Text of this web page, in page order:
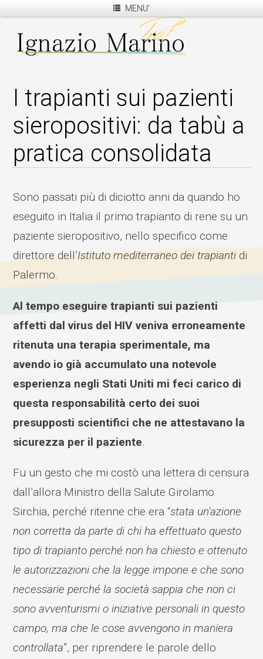
MENU'
I trapianti sui pazienti
sieropositivi: da tabù a
pratica consolidata
Sono passati più di diciotto anni da quando ho
eseguito in Italia il primo trapianto di rene su un
paziente sieropositivo, nello specifico come
direttore dell’Istituto mediterraneo dei trapianti di
Palermo.
Al tempo eseguire trapianti sui pazienti
affetti dal virus del HIV veniva erroneamente
ritenuta una terapia sperimentale, ma
avendo io già accumulato una notevole
esperienza negli Stati Uniti mi feci carico di
questa responsabilità certo dei suoi
presupposti scientifici che ne attestavano la
sicurezza per il paziente
Fu un gesto che mi costò una lettera di censura
dall’allora Ministro della Salute Girolamo
Sirchia, perché ritenne che era “stata un'azione
non corretta da parte di chi ha effettuato questo
tipo di trapianto perché non ha chiesto e ottenuto
le autorizzazioni che la legge impone e che sono
necessarie perché la società sappia che non ci
sono avventurismi o iniziative personali in questo
campo, ma che le cose avvengono in maniera
controllata”, per riprendere le parole dello